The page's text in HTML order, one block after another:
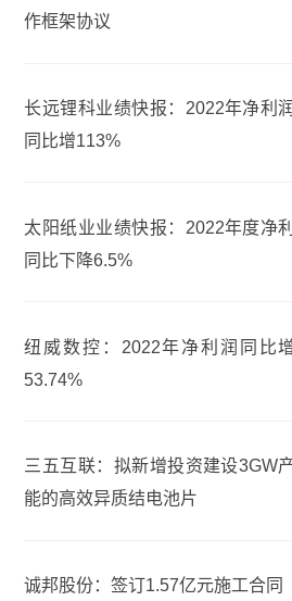
作框架协议
长远锂科业绩快报：2022年净利润
同比增113%
太阳纸业业绩快报：2022年度净利
同比下降6.5%
纽威数控：2022年净利润同比
53.74%
三五互联：拟新增投资建设3GW
能的高效异质结电池片
诚邦股份：签订1.57亿元施工合同